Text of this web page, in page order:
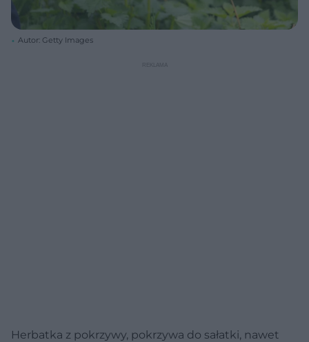
Autor: Getty Images
Herbatka z pokrzywy, pokrzywa do sałatki, nawet